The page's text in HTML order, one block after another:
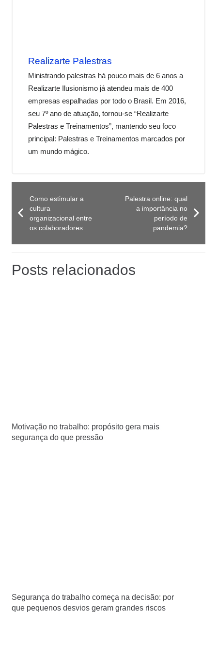
Realizarte Palestras
Ministrando palestras há pouco mais de 6 anos a
Realizarte Ilusionismo já atendeu mais de 400
empresas espalhadas por todo o Brasil. Em 2016,
seu 7º ano de atuação, tornou-se “Realizarte
Palestras e Treinamentos”, mantendo seu foco
principal: Palestras e Treinamentos marcados por
um mundo mágico.
Como estimular a
cultura
organizacional entre
os colaboradores
Palestra online: qual
a importância no
período de
pandemia?
Posts relacionados
Motivação no trabalho: propósito gera mais
segurança do que pressão
Segurança do trabalho começa na decisão: por
que pequenos desvios geram grandes riscos